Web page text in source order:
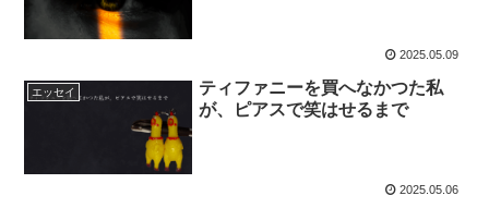
2025.05.09
エッセイ
ティファニーを買へなかつた私
が、ピアスで笑はせるまで
2025.05.06